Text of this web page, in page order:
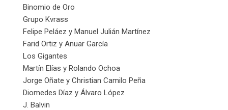
Binomio de Oro
Grupo Kvrass
Felipe Peláez y Manuel Julián Martínez
Farid Ortiz y Anuar García
Los Gigantes
Martín Elías y Rolando Ochoa
Jorge Oñate y Christian Camilo Peña
Diomedes Díaz y Álvaro López
J. Balvin